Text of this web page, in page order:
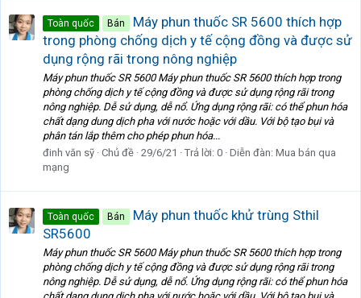
Toàn quốc Bán
Máy phun thuốc SR 5600 thích hợp
trong phòng chống dịch y tế cộng đồng và được sử
dụng rộng rãi trong nông nghiệp
Máy phun thuốc SR 5600 Máy phun thuốc SR 5600 thích hợp trong
phòng chống dịch y tế cộng đồng và được sử dụng rộng rãi trong
nông nghiệp. Dễ sử dụng, dễ nổ. Ứng dụng rộng rãi: có thể phun hóa
chất dạng dung dịch pha với nước hoặc với dầu. Với bộ tạo bụi và
phân tán lắp thêm cho phép phun hóa...
đinh văn sỹ Chủ đề 29/6/21 Trả lời: 0 Diễn đàn: Mua bán qua
mạng
Toàn quốc Bán
Máy phun thuốc khử trùng Sthil
SR5600
Máy phun thuốc SR 5600 Máy phun thuốc SR 5600 thích hợp trong
phòng chống dịch y tế cộng đồng và được sử dụng rộng rãi trong
nông nghiệp. Dễ sử dụng, dễ nổ. Ứng dụng rộng rãi: có thể phun hóa